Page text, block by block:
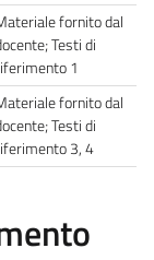
fornito dal
Testi di
1
fornito dal
Testi di
3, 4